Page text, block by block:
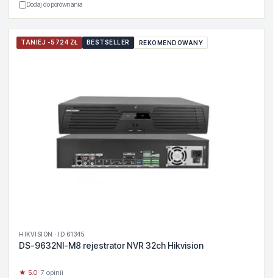
Dodaj do porównania
TANIEJ -5724 ZŁ BESTSELLER REKOMENDOWANY
HIKVISION · ID 61345
DS-9632NI-M8 rejestrator NVR 32ch Hikvision
★ 5.0· 7 opinii